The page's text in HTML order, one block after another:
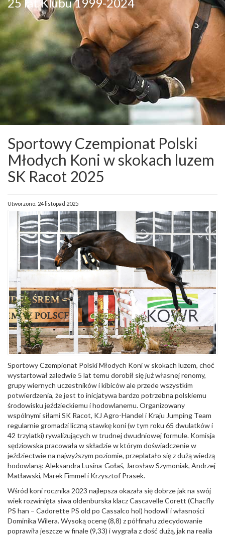
Sportowy Czempionat Polski
Młodych Koni w skokach luzem
SK Racot 2025
Utworzono: 24 listopad 2025
Sportowy Czempionat Polski Młodych Koni w skokach luzem, choć
wystartował zaledwie 5 lat temu dorobił się już własnej renomy,
grupy wiernych uczestników i kibiców ale przede wszystkim
potwierdzenia, że jest to inicjatywa bardzo potrzebna polskiemu
środowisku jeździeckiemu i hodowlanemu. Organizowany
wspólnymi siłami SK Racot, KJ Agro-Handel i Kraju Jumping Team
regularnie gromadzi liczną stawkę koni (w tym roku 65 dwulatków i
42 trzylatki) rywalizujących w trudnej dwudniowej formule. Komisja
sędziowska pracowała w składzie w którym doświadczenie w
jeździectwie na najwyższym poziomie, przeplatało się z dużą wiedzą
hodowlaną: Aleksandra Lusina-Gołaś, Jarosław Szymoniak, Andrzej
Matławski, Marek Fimmel i Krzysztof Prasek.
Wśród koni rocznika 2023 najlepsza okazała się dobrze jak na swój
wiek rozwinięta siwa oldenburska klacz Cascavelle Corett (Chacfly
PS han – Cadorette PS old po Cassalco hol) hodowli i własności
Dominika Wilera. Wysoką ocenę (8,8) z półfinału zdecydowanie
poprawiła jeszcze w finale (9,33) i wygrała z dość dużą, jak na realia